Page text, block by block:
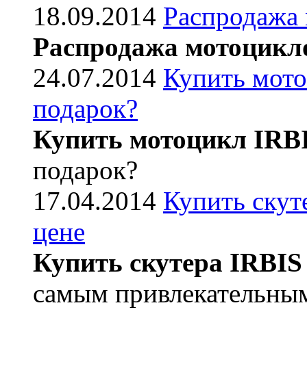
18.09.2014
Распродажа
24.07.2014 Купить
подарок?
Купить мотоцикл
подарок?
17.04.2014 Купить
цене
Купить скутера IRBIS
самым